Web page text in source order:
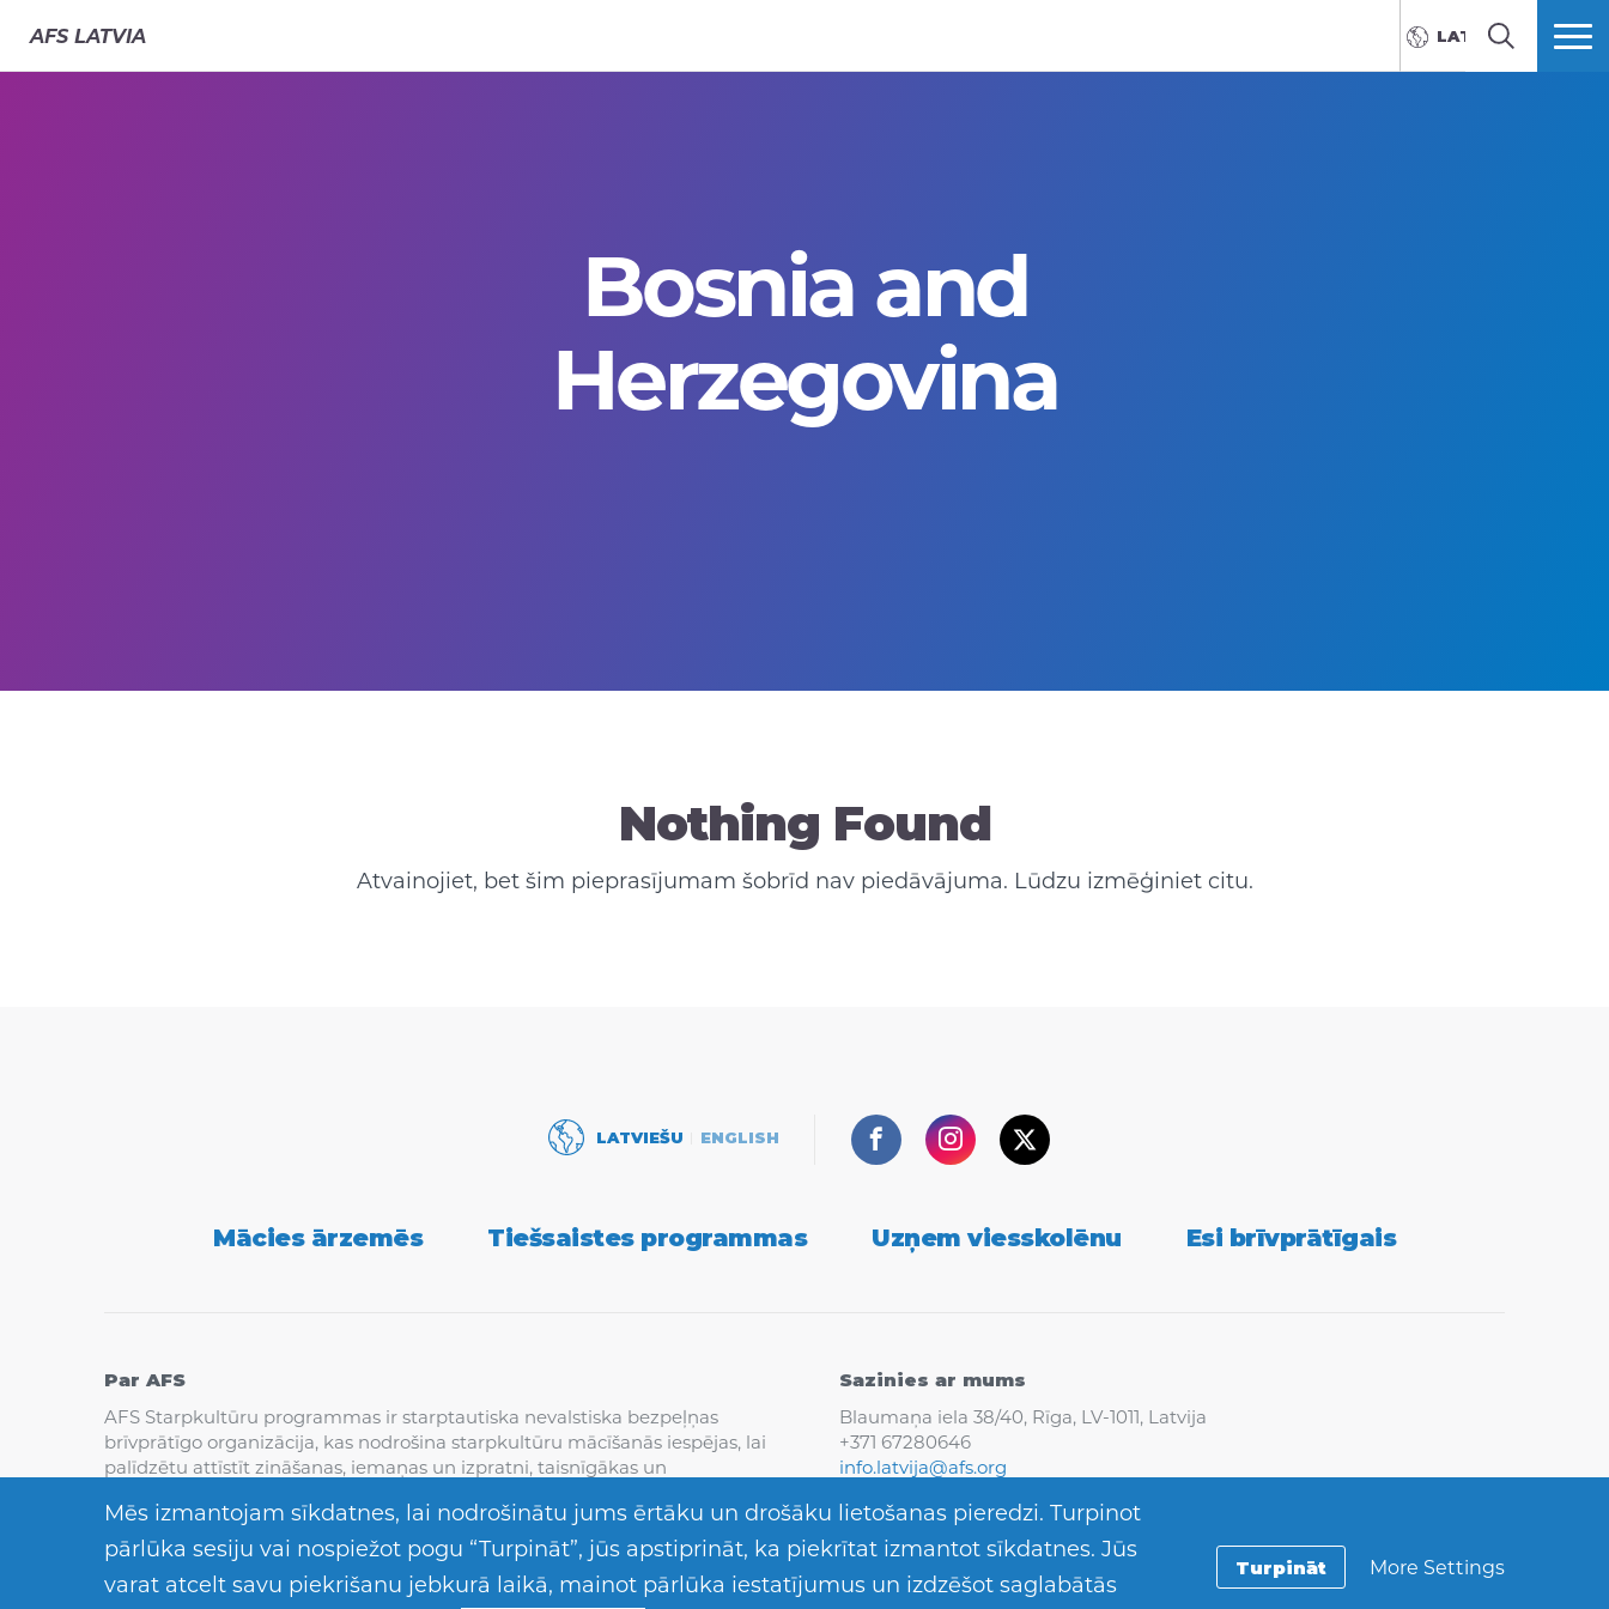
AFS LATVIA LATVIEŠU
MEKLĒT
Bosnia and
Herzegovina
Nothing Found
Atvainojiet, bet šim pieprasījumam šobrīd nav piedāvājuma. Lūdzu izmēģiniet citu.
LATVIEŠU ENGLISH FacebookInstagramTwitter
Mācies ārzemēs Tiešsaistes programmas Uzņem viesskolēnu Esi brīvprātīgais
Sazinies ar mums
Blaumaņa iela 38/40, Rīga, LV-1011, Latvija
+371 67280646
info.latvija@afs.org
Par AFS
AFS Starpkultūru programmas ir starptautiska nevalstiska bezpeļņas
brīvprātīgo organizācija, kas nodrošina starpkultūru mācīšanās iespējas, lai
palīdzētu attīstīt zināšanas, iemaņas un izpratni, taisnīgākas un
Mēs izmantojam sīkdatnes, lai nodrošinātu jums ērtāku un drošāku lietošanas pieredzi. Turpinot
pārlūka sesiju vai nospiežot pogu “Turpināt”, jūs apstiprināt, ka piekrītat izmantot sīkdatnes. Jūs
varat atcelt savu piekrišanu jebkurā laikā, mainot pārlūka iestatījumus un izdzēšot saglabātās
Turpināt More Settings